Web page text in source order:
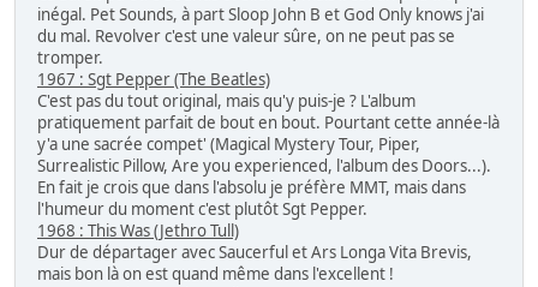
inégal. Pet Sounds, à part Sloop John B et God Only knows j'ai
du mal. Revolver c'est une valeur sûre, on ne peut pas se
tromper.
1967 : Sgt Pepper (The Beatles)
C'est pas du tout original, mais qu'y puis-je ? L'album
pratiquement parfait de bout en bout. Pourtant cette année-là
y'a une sacrée compet' (Magical Mystery Tour, Piper,
Surrealistic Pillow, Are you experienced, l'album des Doors...).
En fait je crois que dans l'absolu je préfère MMT, mais dans
l'humeur du moment c'est plutôt Sgt Pepper.
1968 : This Was (Jethro Tull)
Dur de départager avec Saucerful et Ars Longa Vita Brevis,
mais bon là on est quand même dans l'excellent !